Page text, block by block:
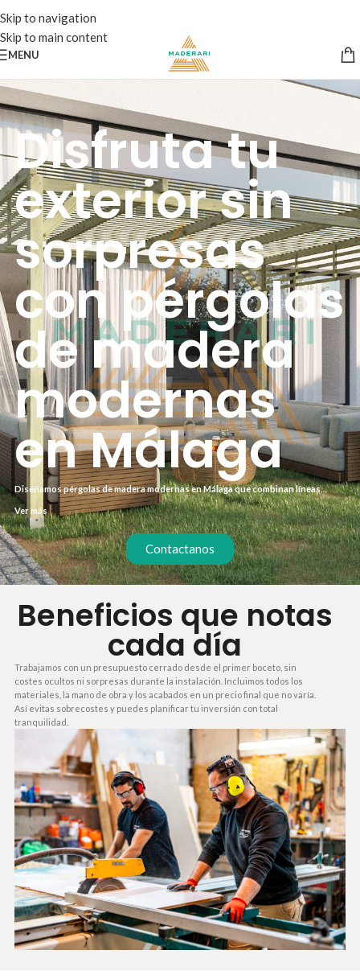
Skip to navigation
Skip to main content
MENU
Disfruta tu
exterior sin
sorpresas
con pérgolas
de madera
modernas
en Málaga
Diseñamos pérgolas de madera modernas en Málaga que combinan líneas
minimalistas con la calidez natural de la madera. Cada proyecto se adapta a las
dimensiones de tu terraza o jardín, utilizando pino nórdico tratado para resistir
la humedad costera. El resultado es un espacio de sombra elegante y duradero,
sin necesidad de mantenimiento constante.
Ver más
Contactanos
Beneficios que notas
cada día
Trabajamos con un presupuesto cerrado desde el primer boceto, sin
costes ocultos ni sorpresas durante la instalación. Incluimos todos los
materiales, la mano de obra y los acabados en un precio final que no varía.
Así evitas sobrecostes y puedes planificar tu inversión con total
tranquilidad.